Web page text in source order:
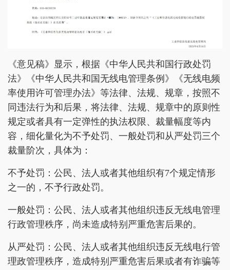
《意见稿》显示，根据《中华人民共和国行政处罚
法》《中华人民共和国无线电管理条例》《无线电频
率使用许可管理办法》等法律、法规、规章，按照不
同违法行为和后果，将法律、法规、规章中的原则性
规定或者具有一定弹性的执法权限、裁量幅度等内
容，细化量化为不予处罚、一般处罚和从严处罚三个
裁量阶次，具体为：
不予处罚：公民、法人或者其他组织有7个规定情形
之一的，不予行政处罚。
一般处罚：公民、法人或者其他组织违反无线电管理
行政管理秩序，尚未造成特别严重危害后果的。
从严处罚：公民、法人或者其他组织违反无线电行管
理政管理秩序，造成特别严重危害后果或者有诈骗等